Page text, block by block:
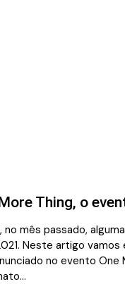
Thing, o
no mês passado,
Neste artigo vamos
no evento One